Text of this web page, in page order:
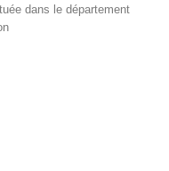
dans le département